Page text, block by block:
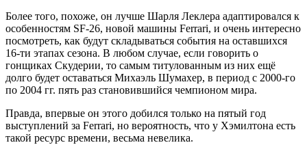
Более того, похоже, он лучше Шарля Леклера адаптировался к
особенностям SF-26, новой машины Ferrari, и очень интересно
посмотреть, как будут складываться события на оставшихся
16-ти этапах сезона. В любом случае, если говорить о
гонщиках Скудерии, то самым титулованным из них ещё
долго будет оставаться Михаэль Шумахер, в период с 2000-го
по 2004 гг. пять раз становившийся чемпионом мира.
Правда, впервые он этого добился только на пятый год
выступлений за Ferrari, но вероятность, что у Хэмилтона есть
такой ресурс времени, весьма невелика.